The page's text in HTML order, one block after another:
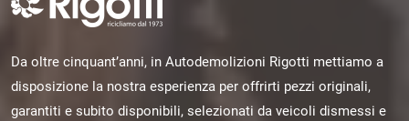
Da oltre cinquant’anni, in Autodemolizioni Rigotti mettiamo a
disposizione la nostra esperienza per offrirti pezzi originali,
garantiti e subito disponibili, selezionati da veicoli dismessi e